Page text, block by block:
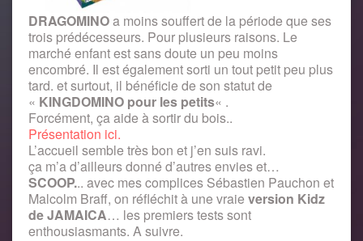
DRAGOMINOa moins souffert de la période que ses
trois prédécesseurs. Pour plusieurs raisons. Le
marché enfant est sans doute un peu moins
encombré. Il est également sorti un tout petit peu plus
tard. et surtout, il bénéficie de son statut de
« KINGDOMINO pour les petits« .
Forcément, ça aide à sortir du bois..
Présentation ici.
L’accueil semble très bon et j’en suis ravi.
ça m’a d’ailleurs donné d’autres envies et…
SCOOP... avec mes complices Sébastien Pauchon et
Malcolm Braff, on réfléchit à une vraie version Kidz
de JAMAICA… les premiers tests sont
enthousiasmants. A suivre.